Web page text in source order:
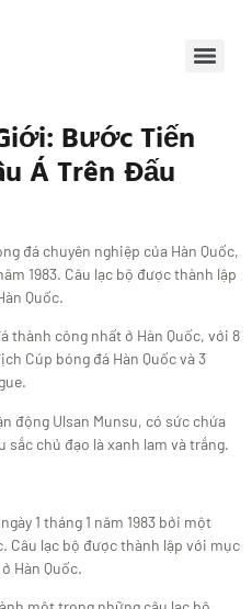
Bước Tiến
Á Trên Đấu
đá chuyên nghiệp của Hàn Quốc,
1983. Câu lạc bộ được thành lập
Quốc.
thành công nhất ở Hàn Quốc, với 8
Cúp bóng đá Hàn Quốc và 3
động Ulsan Munsu, có sức chứa
sắc chủ đạo là xanh lam và trắng.
1 tháng 1 năm 1983 bởi một
Câu lạc bộ được thành lập với mục
Hàn Quốc.